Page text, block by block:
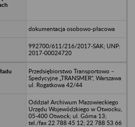
dokumentacja osobowo-płacowa
992700/611/216/2017-SAK; UNP:
2017-00024720
Przedsiębiorstwo Transportowo –
Spedycyjne „TRANSMER”, Warszawa
ul. Rogatkowa 42/44
Oddział Archiwum Mazowieckiego
Urzędu Wojewódzkiego w Otwocku,
05-400 Otwock; ul. Górna 13;
tel./fax 22 788 45 12; 22 788 53 66